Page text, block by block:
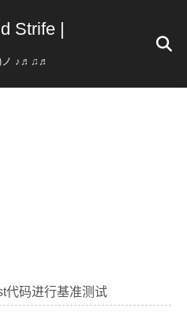
Strife |
ノ ♪♬♫♬
代码进行基准测试